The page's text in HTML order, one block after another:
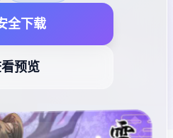
全下载
预览